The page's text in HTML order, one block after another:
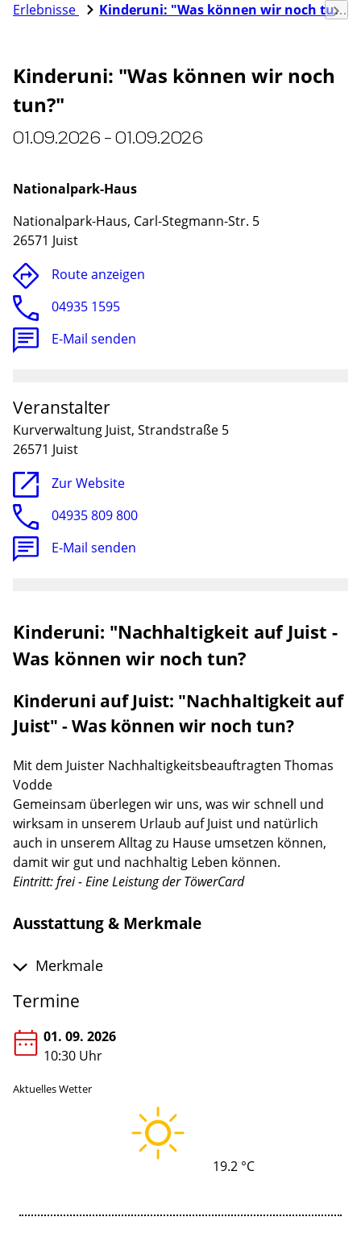
Erlebnisse Kinderuni: "Was können wir noch tun?"
Kinderuni: "Was können wir noch
tun?"
01.09.2026 - 01.09.2026
Aktuelles Wetter
19.2 °C
Kinderuni: "Nachhaltigkeit auf Juist -
Was können wir noch tun?
Kinderuni auf Juist: "Nachhaltigkeit auf
Juist" - Was können wir noch tun?
Mit dem Juister Nachhaltigkeitsbeauftragten Thomas
Vodde
Gemeinsam überlegen wir uns, was wir schnell und
wirksam in unserem Urlaub auf Juist und natürlich
auch in unserem Alltag zu Hause umsetzen können,
damit wir gut und nachhaltig Leben können.
Eintritt: frei - Eine Leistung der TöwerCard
Ausstattung & Merkmale
Merkmale
Termine
01. 09. 2026
10:30 Uhr
Nationalpark-Haus
Nationalpark-Haus, Carl-Stegmann-Str. 5
26571 Juist
Route anzeigen
04935 1595
E-Mail senden
Veranstalter
Kurverwaltung Juist, Strandstraße 5
26571 Juist
Zur Website
04935 809 800
E-Mail senden